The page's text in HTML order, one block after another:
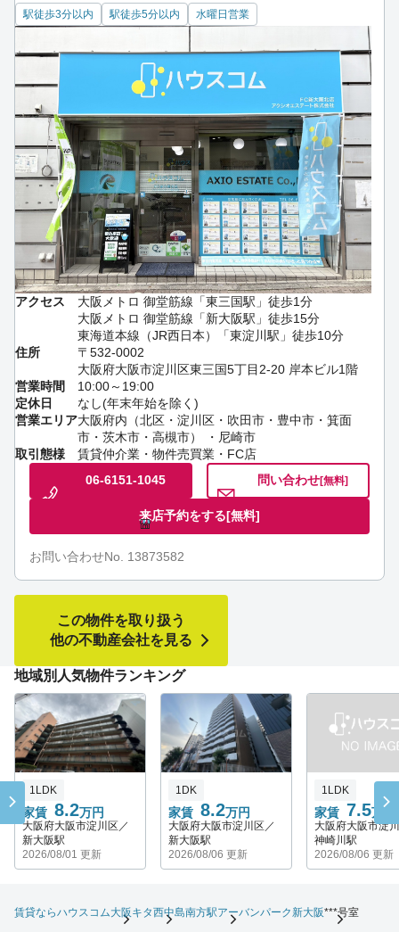
駅徒歩3分以内 駅徒歩5分以内 水曜日営業
アクセス
大阪メトロ 御堂筋線「東三国駅」徒歩1分
大阪メトロ 御堂筋線「新大阪駅」徒歩15分
東海道本線（JR西日本）「東淀川駅」徒歩10分
住所
〒532-0002
大阪府大阪市淀川区東三国5丁目2-20 岸本ビル1階
営業時間
10:00～19:00
定休日
なし(年末年始を除く)
営業エリア大阪府内（北区・淀川区・吹田市・豊中市・箕面
市・茨木市・高槻市） ・尼崎市
取引態様
賃貸仲介業・物件売買業・FC店
06-6151-1045
問い合わせ[無料]
来店予約をする[無料]
お問い合わせNo. 13873582
この物件を取り扱う
他の不動産会社を見る
地域別人気物件ランキング
家賃 8.2万円
1LDK
大阪府大阪市淀川区／
新大阪駅
2026/08/01 更新
家賃 8.2万円
1DK
大阪府大阪市淀川区／
新大阪駅
2026/08/06 更新
家賃 7.5万円
1LDK
大阪府大阪市淀
神崎川駅
2026/08/06 更新
賃貸ならハウスコム大阪キタ西中島南方駅アーバンパーク新大阪***号室